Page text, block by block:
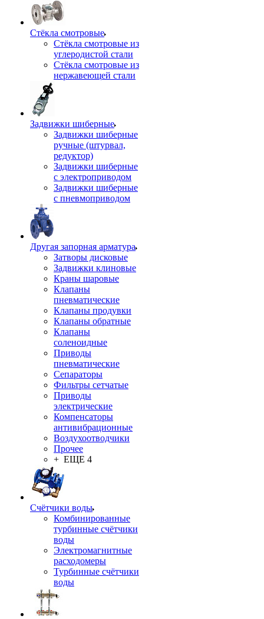
Стёкла смотровые
Стёкла смотровые из
углеродистой стали
Стёкла смотровые из
нержавеющей стали
Задвижки шиберные
Задвижки шиберные
ручные (штурвал,
редуктор)
Задвижки шиберные
с электроприводом
Задвижки шиберные
с пневмоприводом
Другая запорная арматура
Затворы дисковые
Задвижки клиновые
Краны шаровые
Клапаны
пневматические
Клапаны продувки
Клапаны обратные
Клапаны
соленоидные
Приводы
пневматические
Сепараторы
Фильтры сетчатые
Приводы
электрические
Компенсаторы
антивибрационные
Воздухоотводчики
Прочее
+ ЕЩЕ 4
Счётчики воды
Комбинированные
турбинные счётчики
воды
Электромагнитные
расходомеры
Турбинные счётчики
воды